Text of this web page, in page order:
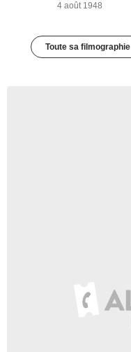
4 août 1948
Toute sa filmographie